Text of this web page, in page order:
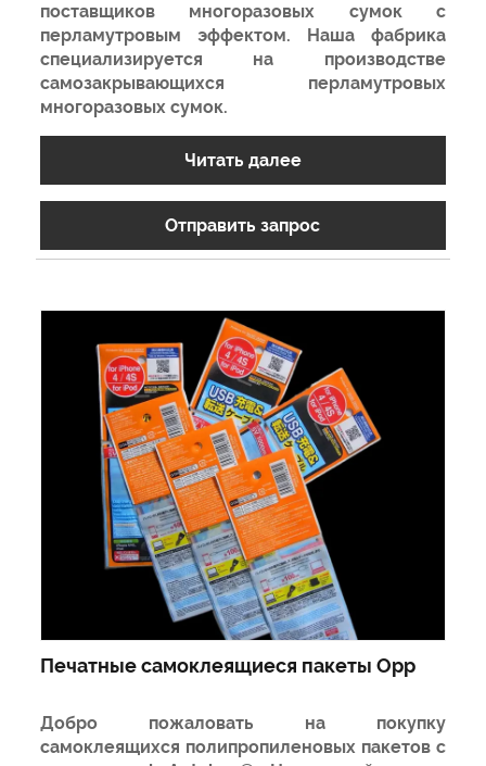
поставщиков многоразовых сумок с
перламутровым эффектом. Наша фабрика
специализируется на производстве
самозакрывающихся перламутровых
многоразовых сумок.
Читать далее
Отправить запрос
Печатные самоклеящиеся пакеты Opp
Добро пожаловать на покупку
самоклеящихся полипропиленовых пакетов с